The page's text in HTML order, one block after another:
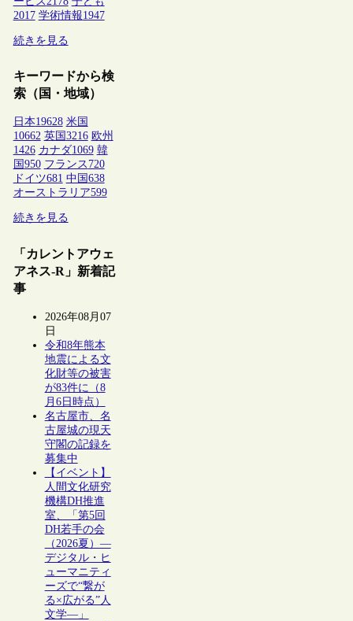
2017 学術情報1947
続きを見る
キーワードから検
索（国・地域）
日本19628 米国
10662 英国 3216 欧州
1426 カナダ1069 韓
国 950 フランス 720
ドイツ681 中国 638
オーストラリア599
続きを見る
「カレントアウェ
アネス-R」新着記
事
2026年08月07
日
令和8年熊本
地震による文
化財等の被害
が83件に（8
月6日時点）
名古屋市、名
古屋城の現天
守閣の記録を
募集中
【イベント】
人間文化研究
機構DH推進
室、「第5回
DH若手の会
（2026夏）―
デジタル・ヒ
ューマニティ
ーズで“繋が
る×広がる”人
文学―」